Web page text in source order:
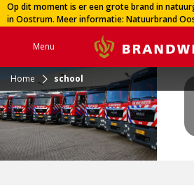
Op dit moment is er een grote brand in
in Oostrum. Meer informatie: Natuurbrand
Menu
Home school